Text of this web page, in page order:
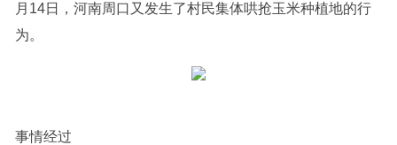
月14日，河南周口又发生了村民集体哄抢玉米种植地的行
为。
事情经过